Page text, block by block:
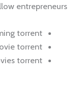
entrepreneurs.
torrent
torrent
torrent